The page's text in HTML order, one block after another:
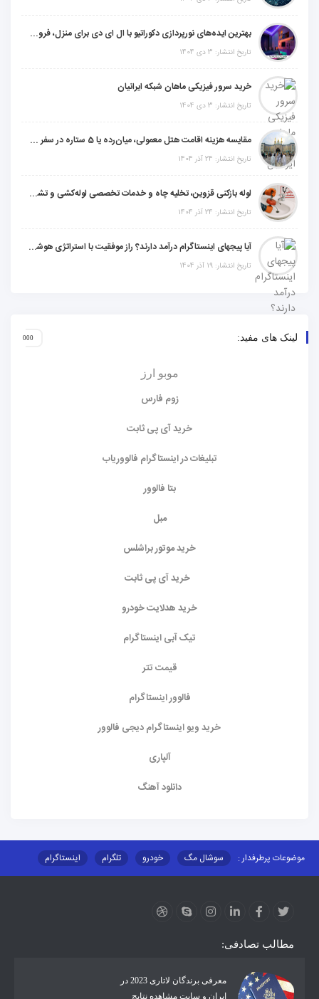
بهترین ایده‌های نورپردازی دکوراتیو با ال ای دی برای منزل، فروشگاه و دفتر کار
تاریخ انتشار: 3 دی 1404
خرید سرور فیزیکی ماهان شبکه ایرانیان
تاریخ انتشار: 3 دی 1404
مقایسه هزینه اقامت هتل معمولی، میان‌رده یا 5 ستاره در سفر زیارتی عراق
تاریخ انتشار: 24 آذر 1404
لوله بازکنی قزوین، تخلیه چاه و خدمات تخصصی لوله‌کشی و تشخیص ترکیدگی
تاریخ انتشار: 24 آذر 1404
آیا پیجهای اینستاگرام درآمد دارند؟ راز موفقیت با استراتژی هوشمندانه
تاریخ انتشار: 19 آذر 1404
لینک های مفید:
موبو ارز
زوم فارس
خرید آی پی ثابت
تبلیغات در اینستاگرام فالووریاب
بتا فالوور
مبل
خرید موتور براشلس
خرید آی پی ثابت
خرید هدلایت خودرو
تیک آبی اینستاگرام
قیمت تتر
فالوور اینستاگرام
خرید ویو اینستاگرام دیجی فالوور
آلپاری
دانلود آهنگ
موضوعات پرطرفدار : سوشال مگ خودرو تلگرام
اینستاگرام
مطالب تصادفی:
معرفی برندگان لاتاری 2023 در
ایران و سایت مشاهده نتایج